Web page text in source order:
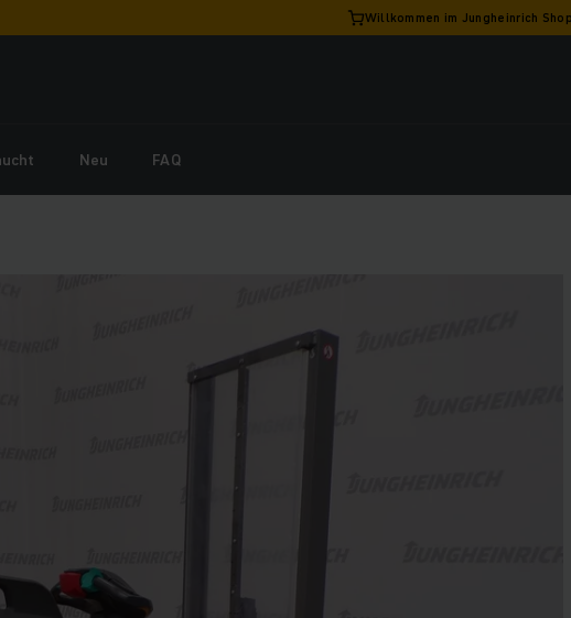
Willkommen im Jungheinrich
Neu FAQ